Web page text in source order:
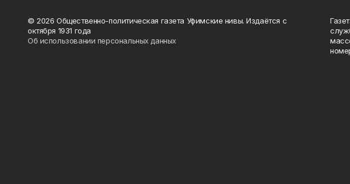
© 2026 Общественно-политическая газета Уфимские нивы. Издаётся с
октября 1931 года
Об использовании персональных данных